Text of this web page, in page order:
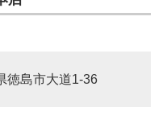
徳島市大道1-36